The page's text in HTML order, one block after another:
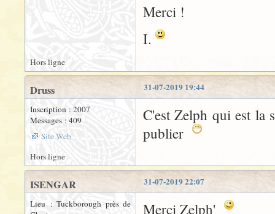
Merci !
I.
Hors ligne
31-07-2019 19:44
Druss
Inscription : 2007
Messages : 409
Site Web
C'est Zelph qui est la
publier
Hors ligne
31-07-2019 22:07
ISENGAR
Lieu : Tuckborough près de
Merci Zelph'